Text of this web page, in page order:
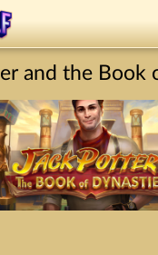
and the Book